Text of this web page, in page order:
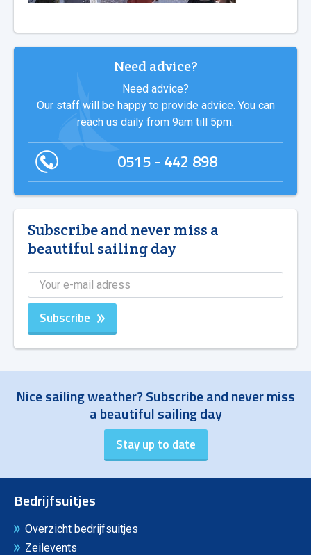
Need advice?
Need advice?
Our staff will be happy to provide advice. You can
reach us daily from 9am till 5pm.
0515 - 442 898
Subscribe and never miss a
beautiful sailing day
Subscribe
Nice sailing weather? Subscribe and never miss
a beautiful sailing day
Bedrijfsuitjes
Overzicht bedrijfsuitjes
Zeilevents